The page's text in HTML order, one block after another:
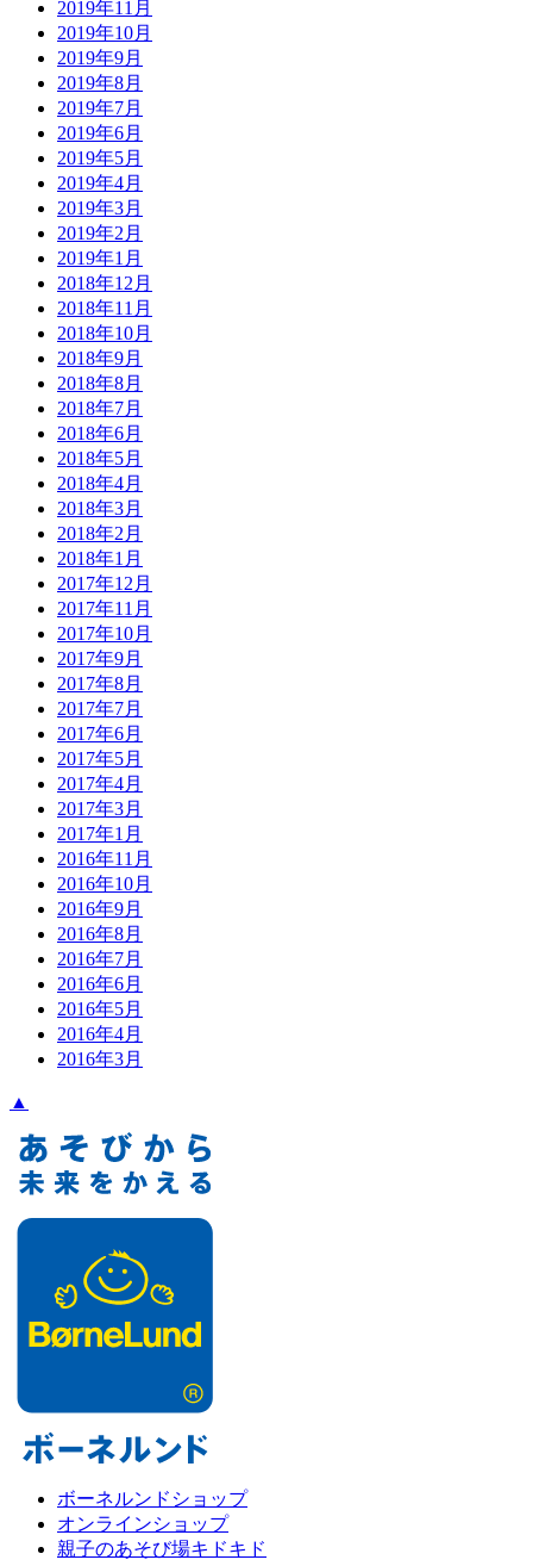
2019年11月
2019年10月
2019年9月
2019年8月
2019年7月
2019年6月
2019年5月
2019年4月
2019年3月
2019年2月
2019年1月
2018年12月
2018年11月
2018年10月
2018年9月
2018年8月
2018年7月
2018年6月
2018年5月
2018年4月
2018年3月
2018年2月
2018年1月
2017年12月
2017年11月
2017年10月
2017年9月
2017年8月
2017年7月
2017年6月
2017年5月
2017年4月
2017年3月
2017年1月
2016年11月
2016年10月
2016年9月
2016年8月
2016年7月
2016年6月
2016年5月
2016年4月
2016年3月
▲
ボーネルンドショップ
オンラインショップ
親子のあそび場キドキド